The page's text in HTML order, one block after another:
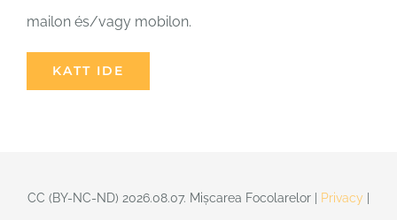
mailon és/vagy mobilon.
KATT IDE
CC (BY-NC-ND) 2026.08.07. Mișcarea Focolarelor | Privacy